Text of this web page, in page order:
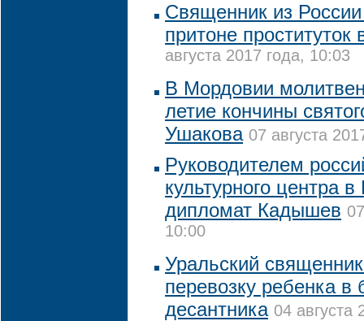
Священник из
притоне
августа 2017 года, 10:03
В Мордовии
летие кончины
Ушакова 07 августа
Руководителем
культурного центра
дипломат Кадышев
10:00
Уральский
перевозку ребенка в
десантника 04 августа